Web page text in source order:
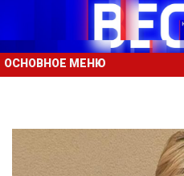
ОСНОВНОЕ МЕНЮ